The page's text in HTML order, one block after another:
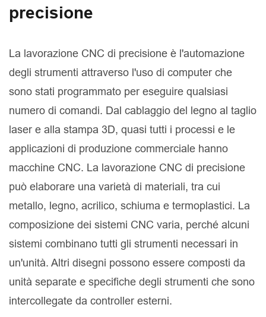
precisione
La lavorazione CNC di precisione è l'automazione
degli strumenti attraverso l'uso di computer che
sono stati programmato per eseguire qualsiasi
numero di comandi. Dal cablaggio del legno al taglio
laser e alla stampa 3D, quasi tutti i processi e le
applicazioni di produzione commerciale hanno
macchine CNC. La lavorazione CNC di precisione
può elaborare una varietà di materiali, tra cui
metallo, legno, acrilico, schiuma e termoplastici. La
composizione dei sistemi CNC varia, perché alcuni
sistemi combinano tutti gli strumenti necessari in
un'unità. Altri disegni possono essere composti da
unità separate e specifiche degli strumenti che sono
intercollegate da controller esterni.